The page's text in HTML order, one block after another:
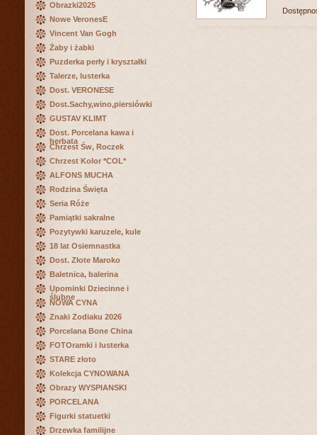
Obrazki2025
Nowe VeronesE
Vincent Van Gogh
Żaby i żabki
Puzderka perły i kryształki
Talerze, lusterka
Dost. VERONESE
Dost.Sachy,wino,piersiówki
GUSTAV KLIMT
Dost. Porcelana kawa i
herbata
Chrzest Św, Roczek
Chrzest Kolor *COL*
ALFONS MUCHA
Rodzina Święta
Seria Róże
Pamiątki sakralne
Pozytywki karuzele, kule
18 lat Osiemnastka
Dost. Złote Maroko
Baletnica, balerina
Upominki Dziecinne i
ślubne
NOWA CYNA
Znaki Zodiaku 2026
Porcelana Bone China
FOTOramki i lusterka
STARE złoto
Kolekcja CYNOWANA
Obrazy WYSPIANSKI
PORCELANA
Figurki statuetki
Drzewka familijne